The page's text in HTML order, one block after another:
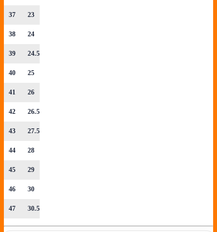
37 23
38 24
39 24.5
40 25
41 26
42 26.5
43 27.5
44 28
45 29
46 30
47 30.5